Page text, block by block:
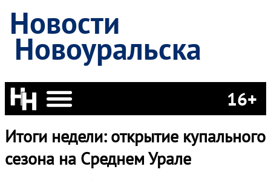
Новости
Новоуральска
16+
Итоги недели: открытие купального
сезона на Среднем Урале